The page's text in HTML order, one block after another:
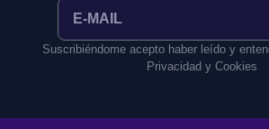
Suscribiéndome acepto haber leído y
Privacidad y Cookies